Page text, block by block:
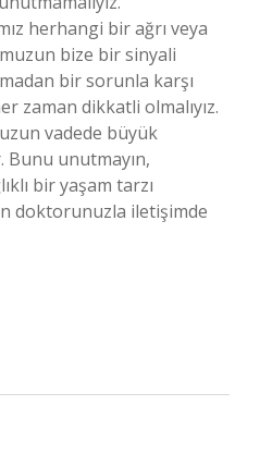
herhangi bir ağrı veya
bize bir sinyali
bir sorunla karşı
zaman dikkatli olmalıyız.
vadede büyük
unutmayın,
bir yaşam tarzı
doktorunuzla iletişimde